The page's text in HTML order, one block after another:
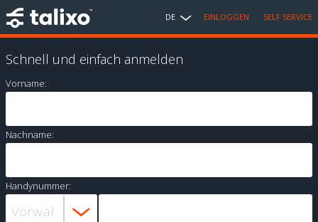
DE EINLOGGEN SELF SERVICE
Schnell und einfach anmelden
Vorname:
Nachname:
Handynummer: